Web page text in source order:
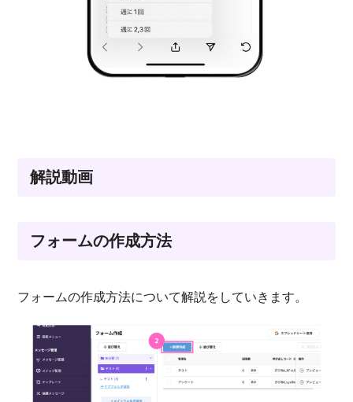
解説動画
フォームの作成方法
フォームの作成方法について解説をしていきます。